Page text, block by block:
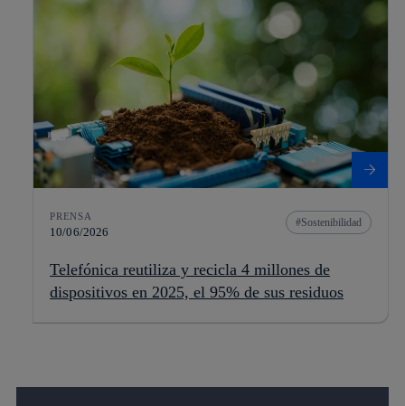
PRENSA
10/06/2026
Sostenibilidad
Telefónica reutiliza y recicla 4 millones de
dispositivos en 2025, el 95% de sus residuos